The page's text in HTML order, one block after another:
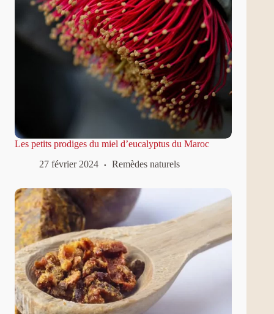
Les petits prodiges du miel d’eucalyptus du Maroc
27 février 2024
Remèdes naturels